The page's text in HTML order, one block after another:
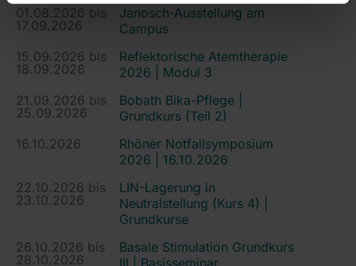
01.08.2026 bis
17.09.2026
Janosch-Ausstellung am
Campus
15.09.2026 bis
18.09.2026
Reflektorische Atemtherapie
2026 | Modul 3
21.09.2026 bis
25.09.2026
Bobath Bika-Pflege |
Grundkurs (Teil 2)
16.10.2026
Rhöner Notfallsymposium
2026 | 16.10.2026
22.10.2026 bis
23.10.2026
LIN-Lagerung in
Neutralstellung (Kurs 4) |
Grundkurse
26.10.2026 bis
28.10.2026
Basale Stimulation Grundkurs